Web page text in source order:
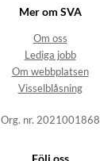
Mer om SVA
Om oss
Lediga jobb
Om webbplatsen
Visselblåsning
Org. nr. 2021001868
Följ oss